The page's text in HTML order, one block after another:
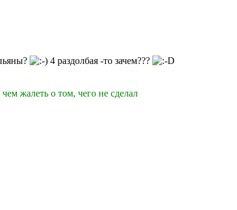
4 раздолбая -то зачем???
жалеть о том, чего не сделал